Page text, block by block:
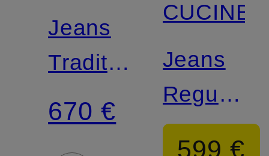
Jeans
Traditional
Fit
670 €
Jeans
Regular
Fit
599 €